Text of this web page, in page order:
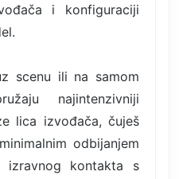
i konfiguraciji
scenu ili na samom
najintenzivniji
lica izvođača, čuješ
odbijanjem
kontakta s